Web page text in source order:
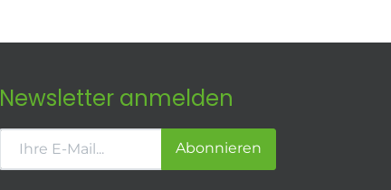
Newsletter anmelden
Abonnieren